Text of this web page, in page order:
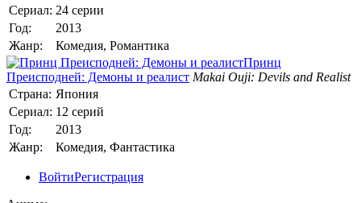
Сериал: 24 серии
Год:
2013
Жанр:
Комедия, Романтика
Принц
Преисподней: Демоны и реалист Makai Ouji: Devils and Realist
Страна: Япония
Сериал: 12 серий
Год:
2013
Жанр:
Комедия, Фантастика
ВойтиРегистрация